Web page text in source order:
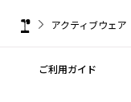
アクティブウェア
ご利用ガイド